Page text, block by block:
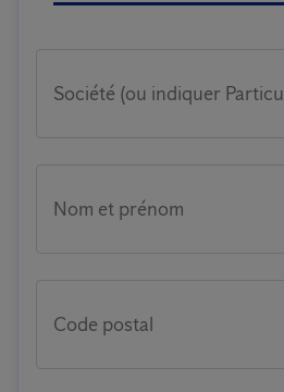
Société (ou indiquer
Nom et prénom
Code postal